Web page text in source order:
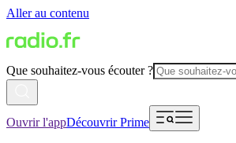
Aller au contenu
Que souhaitez-vous écouter ?
Ouvrir l'appDécouvrir Prime